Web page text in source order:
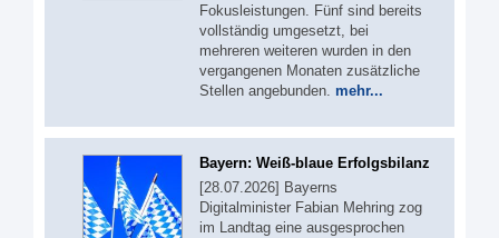
Fokusleistungen. Fünf sind bereits
vollständig umgesetzt, bei
mehreren weiteren wurden in den
vergangenen Monaten zusätzliche
Stellen angebunden. mehr...
Bayern: Weiß-blaue Erfolgsbilanz
[28.07.2026] Bayerns
Digitalminister Fabian Mehring zog
im Landtag eine ausgesprochen